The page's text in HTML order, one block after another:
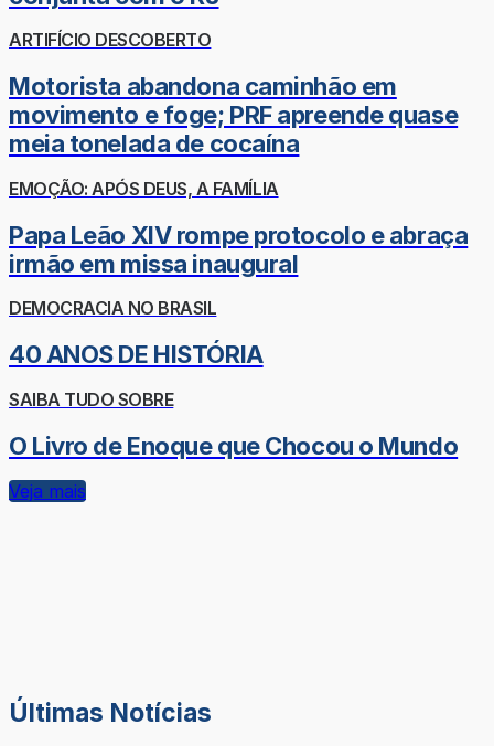
ARTIFÍCIO DESCOBERTO
Motorista abandona caminhão em
movimento e foge; PRF apreende quase
meia tonelada de cocaína
EMOÇÃO: APÓS DEUS, A FAMÍLIA
Papa Leão XIV rompe protocolo e abraça
irmão em missa inaugural
DEMOCRACIA NO BRASIL
40 ANOS DE HISTÓRIA
SAIBA TUDO SOBRE
O Livro de Enoque que Chocou o Mundo
Veja mais
Últimas Notícias